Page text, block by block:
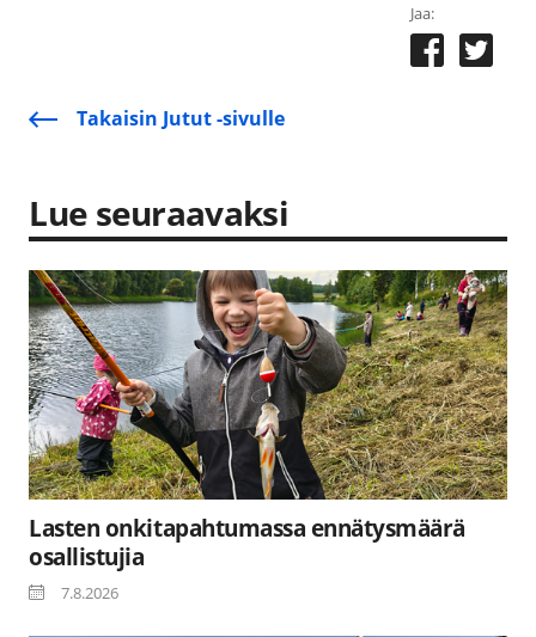
Jaa:
Takaisin Jutut -sivulle
Lue seuraavaksi
Lasten onkitapahtumassa ennätysmäärä
osallistujia
7.8.2026